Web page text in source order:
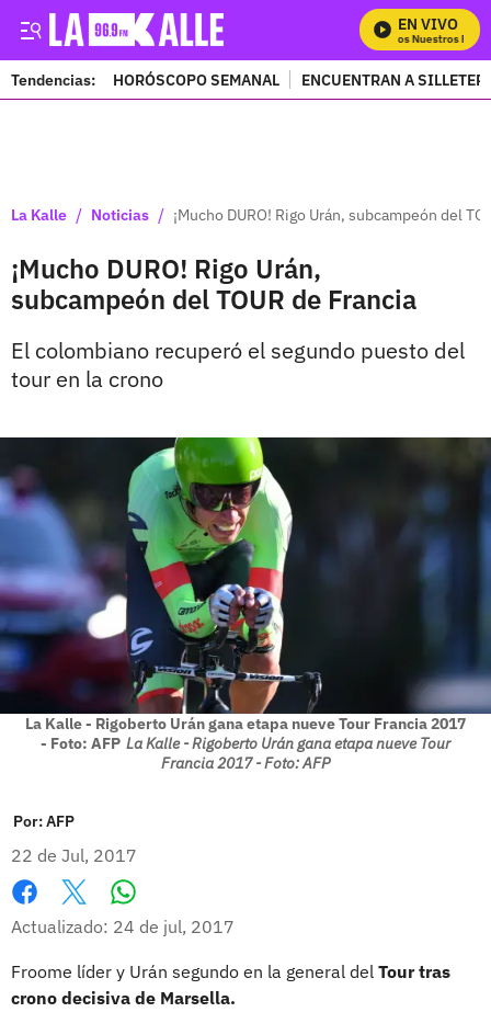
EN VIVO
Mira Todos Nuestros
Tendencias: HORÓSCOPO SEMANAL ENCUENTRAN A
La Kalle / Noticias / ¡Mucho DURO! Rigo Urán, subcampeón del
¡Mucho DURO! Rigo Urán,
subcampeón del TOUR de Francia
El colombiano recuperó el segundo puesto del
tour en la crono
La Kalle - Rigoberto Urán gana etapa nueve Tour Francia 2017
- Foto: AFP La Kalle - Rigoberto Urán gana etapa nueve Tour
Francia 2017 - Foto: AFP
Por:AFP
22 de Jul, 2017
Facebook
X
Actualizado: 24 de jul, 2017
Froome líder y Urán segundo en la general del Tour tras
crono decisiva de Marsella.